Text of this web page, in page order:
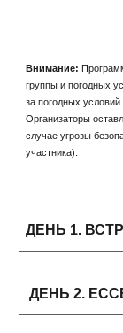
Внимание:
группы и погодных
за погодных
Организаторы
случае угрозы
участника).
ДЕНЬ 1.
ДЕНЬ 2.